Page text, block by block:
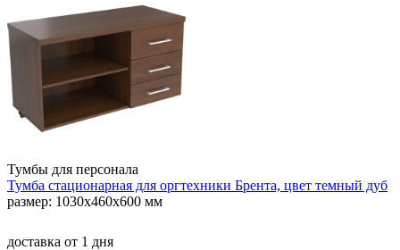
Тумбы для персонала
Тумба стационарная для оргтехники Брента, цвет темный дуб
размер: 1030х460х600 мм
доставка от 1 дня